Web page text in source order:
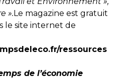
».Le magazine est gratuit
le site internet de
ressources
de l’économie